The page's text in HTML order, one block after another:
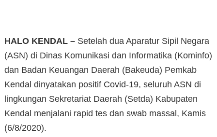
HALO KENDAL – Setelah dua Aparatur Sipil Negara
(ASN) di Dinas Komunikasi dan Informatika (Kominfo)
dan Badan Keuangan Daerah (Bakeuda) Pemkab
Kendal dinyatakan positif Covid-19, seluruh ASN di
lingkungan Sekretariat Daerah (Setda) Kabupaten
Kendal menjalani rapid tes dan swab massal, Kamis
(6/8/2020).